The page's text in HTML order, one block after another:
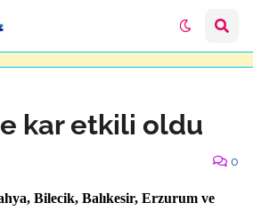
kar etkili oldu
0
Bilecik, Balıkesir, Erzurum ve